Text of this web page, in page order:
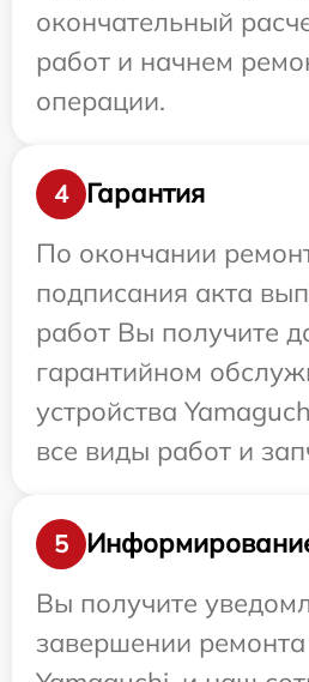
окончательный
работ и начнем
операции.
4
Гарантия
По окончании
подписания акта
работ Вы получите
гарантийном
устройства
все виды работ и
5
Вы получите
завершении ремонта